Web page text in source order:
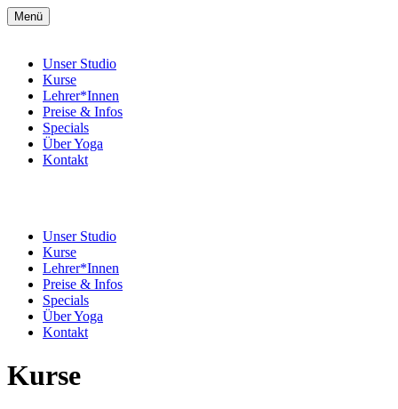
Menü
Unser Studio
Kurse
Lehrer*Innen
Preise & Infos
Specials
Über Yoga
Kontakt
Unser Studio
Kurse
Lehrer*Innen
Preise & Infos
Specials
Über Yoga
Kontakt
Kurse